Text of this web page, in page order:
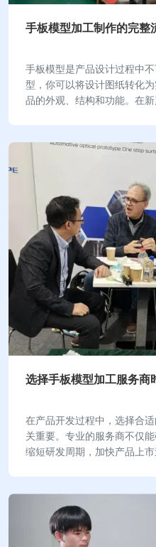
手板模型加工制作的完整
手板模型是产品设计过程中
型，你可以将设计图纸转化
品的外观、结构和功能。在
选择手板模型加工服务商
在产品开发过程中，选择合
关重要。专业的服务商不仅
缩短研发周期，加快产品上